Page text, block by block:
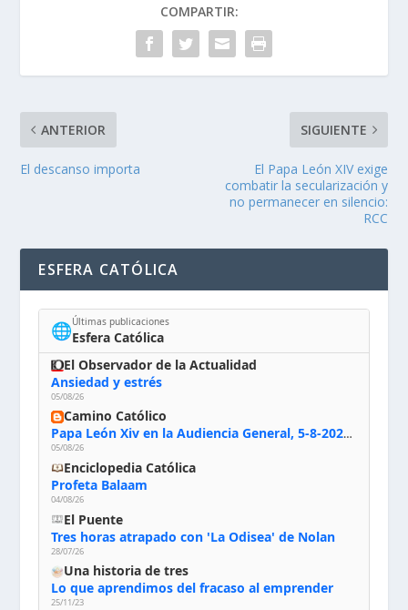
COMPARTIR:
ANTERIOR
El descanso importa
SIGUIENTE
El Papa León XIV exige
combatir la secularización y
no permanecer en silencio:
RCC
ESFERA CATÓLICA
🌐Últimas publicaciones
Esfera Católica
El Observador de la Actualidad
Ansiedad y estrés
05/08/26
Camino Católico
Papa León Xiv en la Audiencia General, 5-8-2026: «Dios en el primer puesto; la oración, nuestra primera obligación; la liturgia, la primera fuente de la vida divina que se nos comunica, la primera escuela de nuestra vida espiritual»
05/08/26
Enciclopedia Católica
Profeta Balaam
04/08/26
El Puente
Tres horas atrapado con 'La Odisea' de Nolan
28/07/26
Una historia de tres
Lo que aprendimos del fracaso al emprender
25/11/23